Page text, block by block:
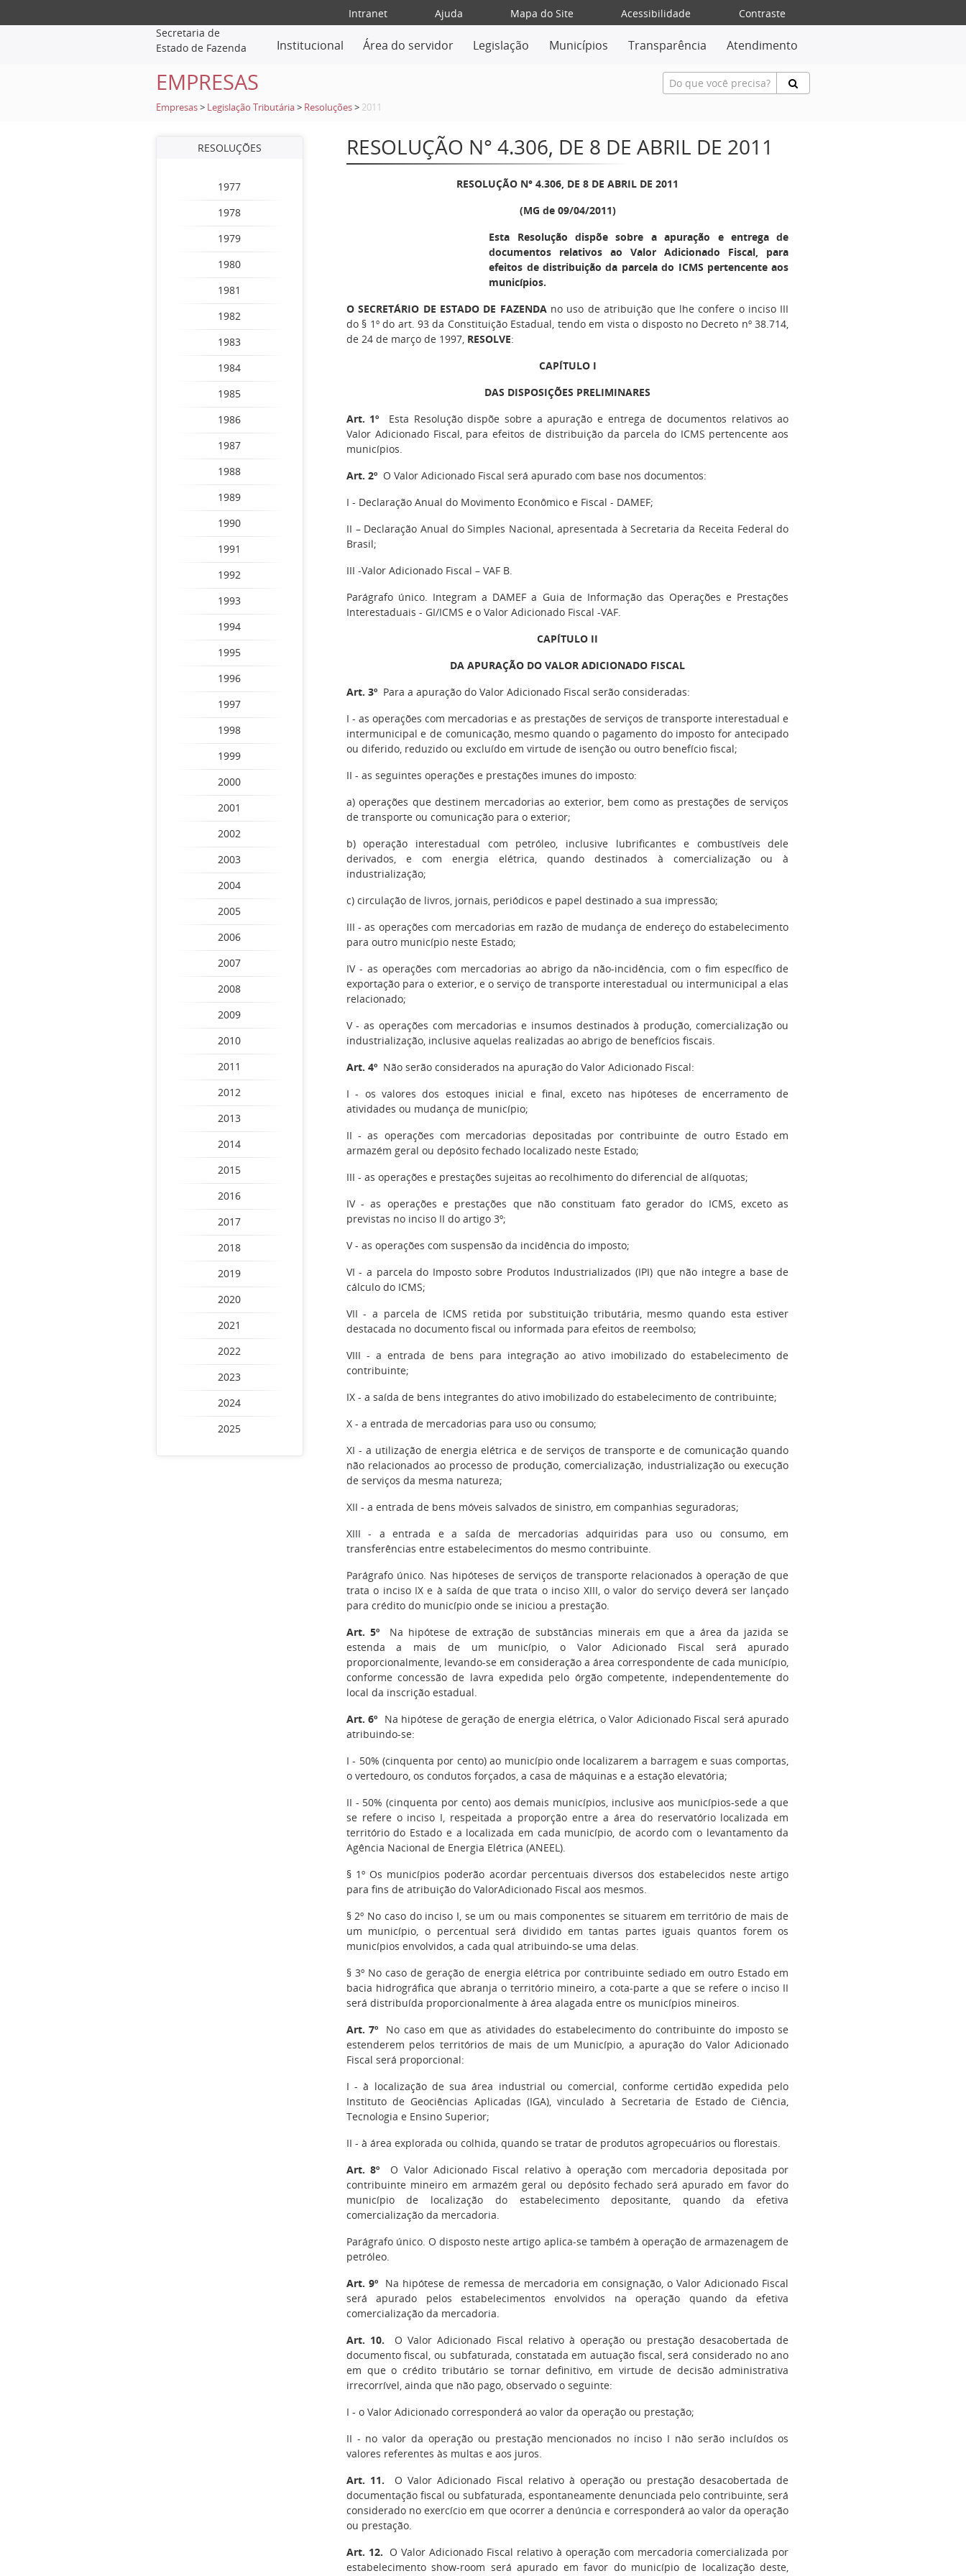
Intranet Ajuda Mapa do Site Acessibilidade
Contraste
Secretaria de
Estado de Fazenda
Institucional Área do servidor Legislação Municípios Transparência Atendimento
EMPRESAS
Empresas > Legislação Tributária > Resoluções > 2011
RESOLUÇÕES
1977
1978
1979
1980
1981
1982
1983
1984
1985
1986
1987
1988
1989
1990
1991
1992
1993
1994
1995
1996
1997
1998
1999
2000
2001
2002
2003
2004
2005
2006
2007
2008
2009
2010
2011
2012
2013
2014
2015
2016
2017
2018
2019
2020
2021
2022
2023
2024
2025
RESOLUÇÃO N° 4.306, DE 8 DE ABRIL DE 2011
RESOLUÇÃO N° 4.306, DE 8 DE ABRIL DE 2011
(MG de 09/04/2011)
Esta Resolução dispõe sobre a apuração e entrega de
documentos relativos ao Valor Adicionado Fiscal, para
efeitos de distribuição da parcela do ICMS pertencente aos
municípios.
O SECRETÁRIO DE ESTADO DE FAZENDAno uso de atribuição que lhe confere o inciso III
do § 1º do art. 93 da Constituição Estadual, tendo em vista o disposto no Decreto nº 38.714,
de 24 de março de 1997, RESOLVE:
CAPÍTULO I
DAS DISPOSIÇÕES PRELIMINARES
Art. 1º Esta Resolução dispõe sobre a apuração e entrega de documentos relativos ao
Valor Adicionado Fiscal, para efeitos de distribuição da parcela do ICMS pertencente aos
municípios.
Art. 2ºO Valor Adicionado Fiscal será apurado com base nos documentos:
I - Declaração Anual do Movimento Econômico e Fiscal - DAMEF;
II – Declaração Anual do Simples Nacional, apresentada à Secretaria da Receita Federal do
Brasil;
III -Valor Adicionado Fiscal – VAF B.
Parágrafo único. Integram a DAMEF a Guia de Informação das Operações e Prestações
Interestaduais - GI/ICMS e o Valor Adicionado Fiscal -VAF.
CAPÍTULO II
DA APURAÇÃO DO VALOR ADICIONADO FISCAL
Art. 3ºPara a apuração do Valor Adicionado Fiscal serão consideradas:
I - as operações com mercadorias e as prestações de serviços de transporte interestadual e
intermunicipal e de comunicação, mesmo quando o pagamento do imposto for antecipado
ou diferido, reduzido ou excluído em virtude de isenção ou outro benefício fiscal;
II - as seguintes operações e prestações imunes do imposto:
a) operações que destinem mercadorias ao exterior, bem como as prestações de serviços
de transporte ou comunicação para o exterior;
b) operação interestadual com petróleo, inclusive lubrificantes e combustíveis dele
derivados, e com energia elétrica, quando destinados à comercialização ou à
industrialização;
c) circulação de livros, jornais, periódicos e papel destinado a sua impressão;
III - as operações com mercadorias em razão de mudança de endereço do estabelecimento
para outro município neste Estado;
IV - as operações com mercadorias ao abrigo da não-incidência, com o fim específico de
exportação para o exterior, e o serviço de transporte interestadual ou intermunicipal a elas
relacionado;
V - as operações com mercadorias e insumos destinados à produção, comercialização ou
industrialização, inclusive aquelas realizadas ao abrigo de benefícios fiscais.
Art. 4ºNão serão considerados na apuração do Valor Adicionado Fiscal:
I - os valores dos estoques inicial e final, exceto nas hipóteses de encerramento de
atividades ou mudança de município;
II - as operações com mercadorias depositadas por contribuinte de outro Estado em
armazém geral ou depósito fechado localizado neste Estado;
III - as operações e prestações sujeitas ao recolhimento do diferencial de alíquotas;
IV - as operações e prestações que não constituam fato gerador do ICMS, exceto as
previstas no inciso II do artigo 3º;
V - as operações com suspensão da incidência do imposto;
VI - a parcela do Imposto sobre Produtos Industrializados (IPI) que não integre a base de
cálculo do ICMS;
VII - a parcela de ICMS retida por substituição tributária, mesmo quando esta estiver
destacada no documento fiscal ou informada para efeitos de reembolso;
VIII - a entrada de bens para integração ao ativo imobilizado do estabelecimento de
contribuinte;
IX - a saída de bens integrantes do ativo imobilizado do estabelecimento de contribuinte;
X - a entrada de mercadorias para uso ou consumo;
XI - a utilização de energia elétrica e de serviços de transporte e de comunicação quando
não relacionados ao processo de produção, comercialização, industrialização ou execução
de serviços da mesma natureza;
XII - a entrada de bens móveis salvados de sinistro, em companhias seguradoras;
XIII - a entrada e a saída de mercadorias adquiridas para uso ou consumo, em
transferências entre estabelecimentos do mesmo contribuinte.
Parágrafo único. Nas hipóteses de serviços de transporte relacionados à operação de que
trata o inciso IX e à saída de que trata o inciso XIII, o valor do serviço deverá ser lançado
para crédito do município onde se iniciou a prestação.
Art. 5ºNa hipótese de extração de substâncias minerais em que a área da jazida se
estenda a mais de um município, o Valor Adicionado Fiscal será apurado
proporcionalmente, levando-se em consideração a área correspondente de cada município,
conforme concessão de lavra expedida pelo órgão competente, independentemente do
local da inscrição estadual.
Art. 6º Na hipótese de geração de energia elétrica, o Valor Adicionado Fiscal será apurado
atribuindo-se:
I - 50% (cinquenta por cento) ao município onde localizarem a barragem e suas comportas,
o vertedouro, os condutos forçados, a casa de máquinas e a estação elevatória;
II - 50% (cinquenta por cento) aos demais municípios, inclusive aos municípios-sede a que
se refere o inciso I, respeitada a proporção entre a área do reservatório localizada em
território do Estado e a localizada em cada município, de acordo com o levantamento da
Agência Nacional de Energia Elétrica (ANEEL).
§ 1º Os municípios poderão acordar percentuais diversos dos estabelecidos neste artigo
para fins de atribuição do ValorAdicionado Fiscal aos mesmos.
§ 2º No caso do inciso I, se um ou mais componentes se situarem em território de mais de
um município, o percentual será dividido em tantas partes iguais quantos forem os
municípios envolvidos, a cada qual atribuindo-se uma delas.
§ 3º No caso de geração de energia elétrica por contribuinte sediado em outro Estado em
bacia hidrográfica que abranja o território mineiro, a cota-parte a que se refere o inciso II
será distribuída proporcionalmente à área alagada entre os municípios mineiros.
Art. 7º No caso em que as atividades do estabelecimento do contribuinte do imposto se
estenderem pelos territórios de mais de um Município, a apuração do Valor Adicionado
Fiscal será proporcional:
I - à localização de sua área industrial ou comercial, conforme certidão expedida pelo
Instituto de Geociências Aplicadas (IGA), vinculado à Secretaria de Estado de Ciência,
Tecnologia e Ensino Superior;
II - à área explorada ou colhida, quando se tratar de produtos agropecuários ou florestais.
Art. 8º O Valor Adicionado Fiscal relativo à operação com mercadoria depositada por
contribuinte mineiro em armazém geral ou depósito fechado será apurado em favor do
município de localização do estabelecimento depositante, quando da efetiva
comercialização da mercadoria.
Parágrafo único. O disposto neste artigo aplica-se também à operação de armazenagem de
petróleo.
Art. 9ºNa hipótese de remessa de mercadoria em consignação, o Valor Adicionado Fiscal
será apurado pelos estabelecimentos envolvidos na operação quando da efetiva
comercialização da mercadoria.
Art. 10. O Valor Adicionado Fiscal relativo à operação ou prestação desacobertada de
documento fiscal, ou subfaturada, constatada em autuação fiscal, será considerado no ano
em que o crédito tributário se tornar definitivo, em virtude de decisão administrativa
irrecorrível, ainda que não pago, observado o seguinte:
I - o Valor Adicionado corresponderá ao valor da operação ou prestação;
II - no valor da operação ou prestação mencionados no inciso I não serão incluídos os
valores referentes às multas e aos juros.
Art. 11. O Valor Adicionado Fiscal relativo à operação ou prestação desacobertada de
documentação fiscal ou subfaturada, espontaneamente denunciada pelo contribuinte, será
considerado no exercício em que ocorrer a denúncia e corresponderá ao valor da operação
ou prestação.
Art. 12. O Valor Adicionado Fiscal relativo à operação com mercadoria comercializada por
estabelecimento show-room será apurado em favor do município de localização deste,